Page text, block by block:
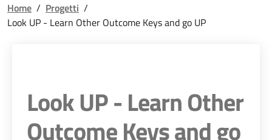
Home / Progetti /
Look UP - Learn Other Outcome Keys and go UP
Look UP - Learn Other
Outcome Keys and go